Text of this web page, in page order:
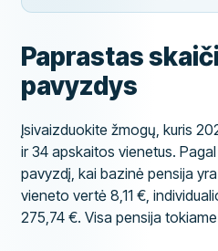
Paprastas
pavyzdys
Įsivaizduokite žmogų, kuris
ir 34 apskaitos vienetus.
pavyzdį, kai bazinė pensija
vieneto vertė 8,11 €,
275,74 €. Visa pensija